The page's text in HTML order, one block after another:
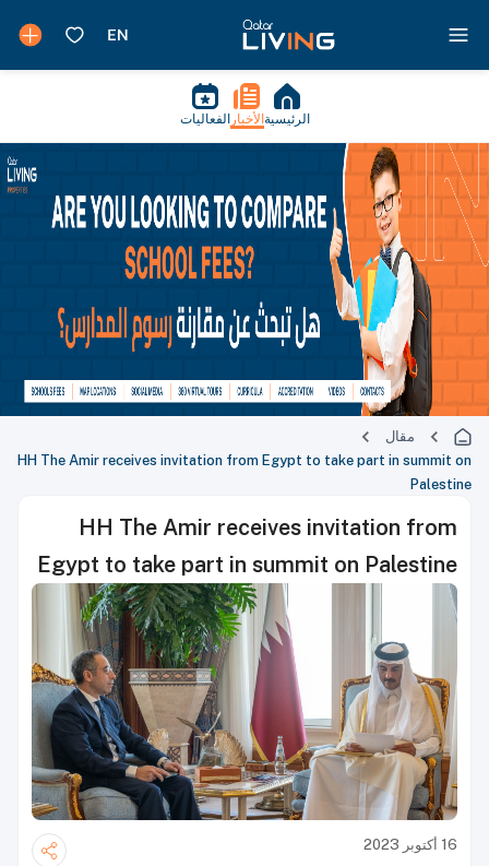
الرئيسية الأخبار الفعاليات
مقال
HH The Amir receives invitation from Egypt to take part in summit on
Palestine
HH The Amir receives invitation from
Egypt to take part in summit on Palestine
16 أكتوبر 2023